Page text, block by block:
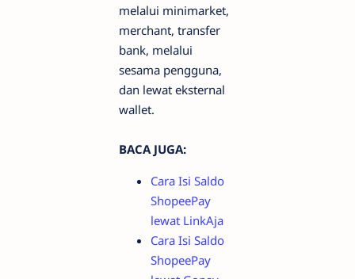
melalui minimarket,
merchant, transfer
bank, melalui
sesama pengguna,
dan lewat eksternal
wallet.
BACA JUGA:
Cara Isi Saldo
ShopeePay
lewat LinkAja
Cara Isi Saldo
ShopeePay